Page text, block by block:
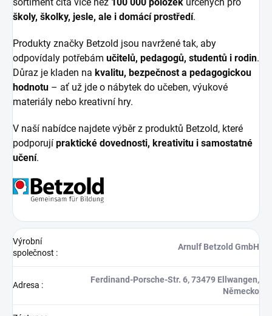
sortiment čítá více než 100 000 položek určených pro
školy, školky, jesle, ale i domácí prostředí.
Produkty značky Betzold jsou navržené tak, aby
odpovídaly potřebám učitelů, pedagogů, studentů i rodin.
Důraz je kladen na kvalitu, bezpečnost a pedagogickou
hodnotu – ať už jde o nábytek do učeben, výukové
materiály nebo kreativní hry.
V naší nabídce najdete výběr z produktů Betzold, které
podporují praktické dovednosti, kreativitu i samostatné
učení.
Výrobní
společnost :
Arnulf Betzold GmbH
Adresa :
Ferdinand-Porsche-Str. 6, 73479 Ellwangen,
Německo